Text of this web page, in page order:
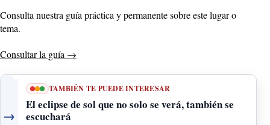
Consulta nuestra guía práctica y permanente sobre este lugar o
tema.
Consultar la guía →
→
TAMBIÉN TE PUEDE INTERESAR
El eclipse de sol que no solo se verá, también se
escuchará